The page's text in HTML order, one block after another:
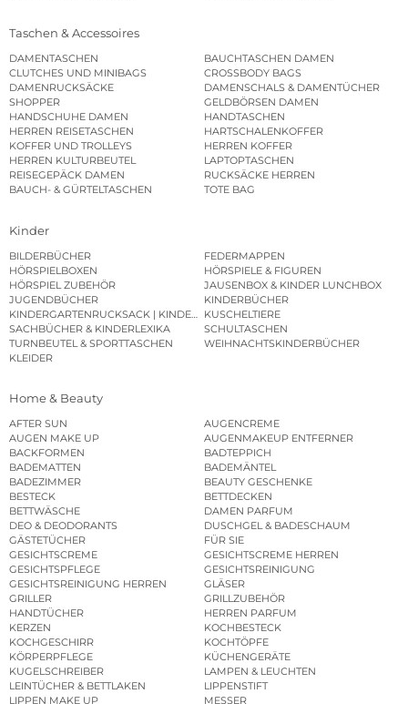
Taschen & Accessoires
DAMENTASCHEN
BAUCHTASCHEN DAMEN
CLUTCHES UND MINIBAGS
CROSSBODY BAGS
DAMENRUCKSÄCKE
DAMENSCHALS & DAMENTÜCHER
SHOPPER
GELDBÖRSEN DAMEN
HANDSCHUHE DAMEN
HANDTASCHEN
HERREN REISETASCHEN
HARTSCHALENKOFFER
KOFFER UND TROLLEYS
HERREN KOFFER
HERREN KULTURBEUTEL
LAPTOPTASCHEN
REISEGEPÄCK DAMEN
RUCKSÄCKE HERREN
BAUCH- & GÜRTELTASCHEN
TOTE BAG
Kinder
BILDERBÜCHER
FEDERMAPPEN
HÖRSPIELBOXEN
HÖRSPIELE & FIGUREN
HÖRSPIEL ZUBEHÖR
JAUSENBOX & KINDER LUNCHBOX
JUGENDBÜCHER
KINDERBÜCHER
KINDERGARTENRUCKSACK | KINDERGARTENBEUTEL
KUSCHELTIERE
SACHBÜCHER & KINDERLEXIKA
SCHULTASCHEN
TURNBEUTEL & SPORTTASCHEN
WEIHNACHTSKINDERBÜCHER
KLEIDER
Home & Beauty
AFTER SUN
AUGENCREME
AUGEN MAKE UP
AUGENMAKEUP ENTFERNER
BACKFORMEN
BADTEPPICH
BADEMATTEN
BADEMÄNTEL
BADEZIMMER
BEAUTY GESCHENKE
BESTECK
BETTDECKEN
BETTWÄSCHE
DAMEN PARFUM
DEO & DEODORANTS
DUSCHGEL & BADESCHAUM
GÄSTETÜCHER
FÜR SIE
GESICHTSCREME
GESICHTSCREME HERREN
GESICHTSPFLEGE
GESICHTSREINIGUNG
GESICHTSREINIGUNG HERREN
GLÄSER
GRILLER
GRILLZUBEHÖR
HANDTÜCHER
HERREN PARFUM
KERZEN
KOCHBESTECK
KOCHGESCHIRR
KOCHTÖPFE
KÖRPERPFLEGE
KÜCHENGERÄTE
KUGELSCHREIBER
LAMPEN & LEUCHTEN
LEINTÜCHER & BETTLAKEN
LIPPENSTIFT
LIPPEN MAKE UP
MESSER